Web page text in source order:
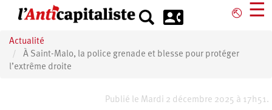
principal
⎋ ☰
Actualité
À Saint-Malo, la police grenade et blesse pour protéger
l’extrême droite
Publié le Mardi 2 décembre 2025 à 17h51.